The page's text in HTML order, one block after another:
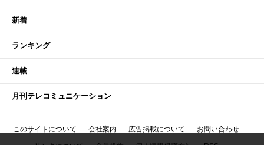
新着
ランキング
連載
月刊テレコミュニケーション
このサイトについて 会社案内 広告掲載について お問い合わせ